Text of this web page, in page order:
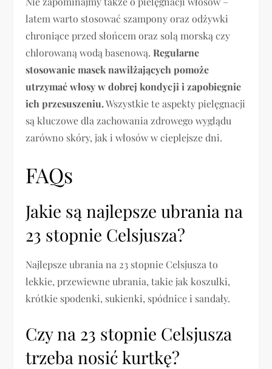
latem warto stosować szampony oraz odżywki
chroniące przed słońcem oraz solą morską czy
chlorowaną wodą basenową. Regularne
stosowanie masek nawilżających pomoże
utrzymać włosy w dobrej kondycji i zapobiegnie
ich przesuszeniu.Wszystkie te aspekty pielęgnacji
są kluczowe dla zachowania zdrowego wyglądu
zarówno skóry, jak i włosów w cieplejsze dni.
FAQs
Jakie są najlepsze ubrania na
23 stopnie Celsjusza?
Najlepsze ubrania na 23 stopnie Celsjusza to
lekkie, przewiewne ubrania, takie jak koszulki,
krótkie spodenki, sukienki, spódnice i sandały.
Czy na 23 stopnie Celsjusza
trzeba nosić kurtkę?